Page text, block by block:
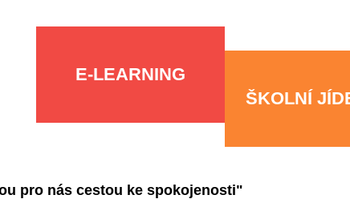
pro nás cestou ke spokojenosti"
E-LEARNING
ŠKOLNÍ